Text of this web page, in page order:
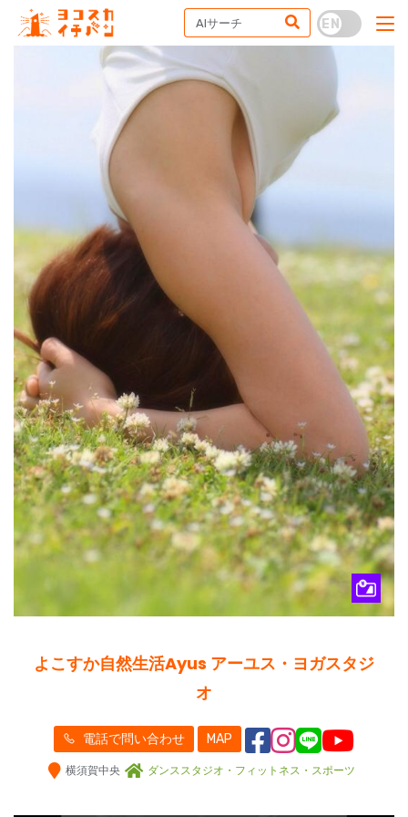
よこすか自然生活Ayus アーユス・ヨガスタジ
オ
電話で問い合わせ MAP
横須賀中央 ダンススタジオ・フィットネス・スポーツ